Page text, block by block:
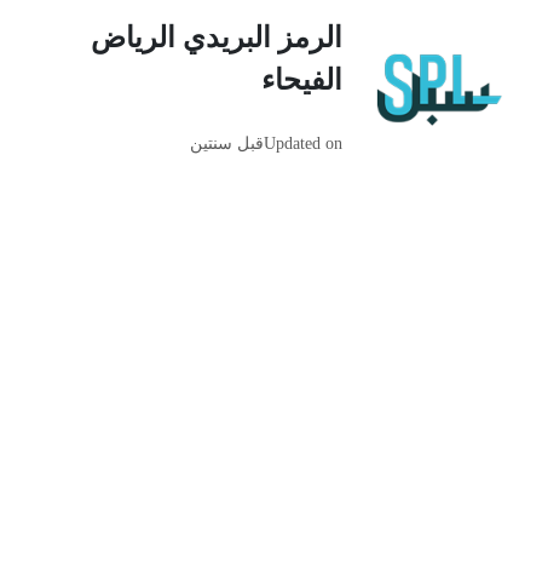
الرمز البريدي الرياض
الفيحاء
Updated onقبل سنتين